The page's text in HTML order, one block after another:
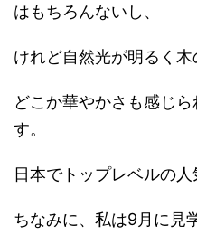
はもちろんないし、
けれど自然光が明るく木
どこか華やかさも感じ
す。
日本でトップレベルの人
ちなみに、私は9月に見